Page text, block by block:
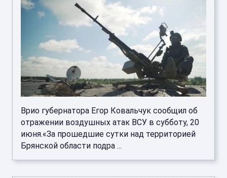
Врио губернатора Егор Ковальчук сообщил об
отражении воздушных атак ВСУ в субботу, 20
июня.«За прошедшие сутки над территорией
Брянской области подра ...